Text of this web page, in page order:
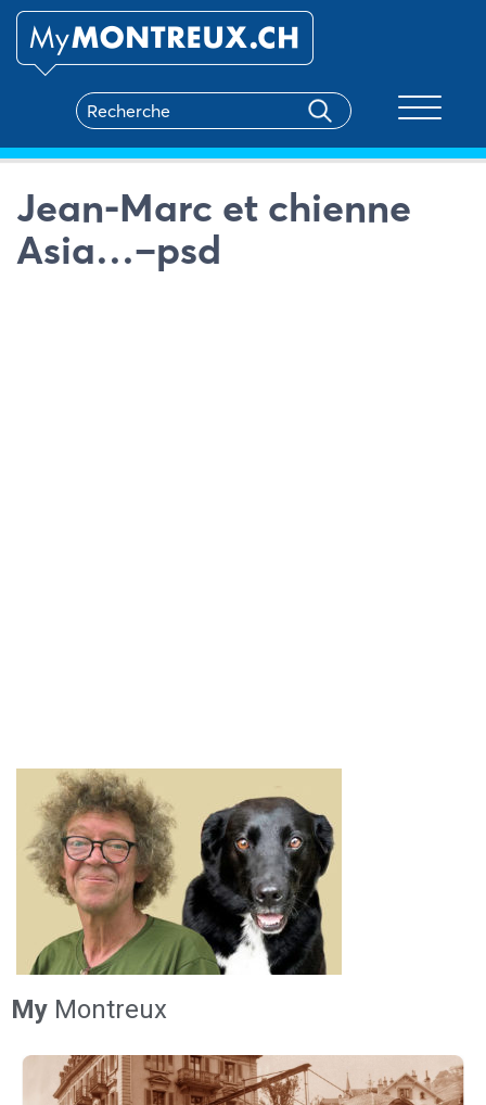
Jean-Marc et chienne
Asia…–psd
My Montreux